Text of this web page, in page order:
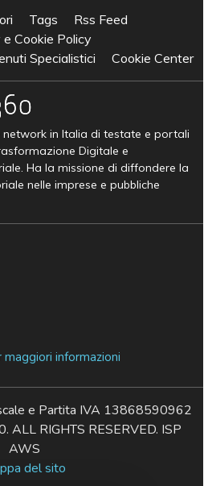
Tags
Rss Feed
Cookie Policy
Specialistici
Cookie Center
network in Italia di testate e portali
Digitale e
Ha la missione di diffondere la
nelle imprese e pubbliche
informazioni
e Partita IVA 13868590962
RIGHTS RESERVED. ISP
AWS
del sito